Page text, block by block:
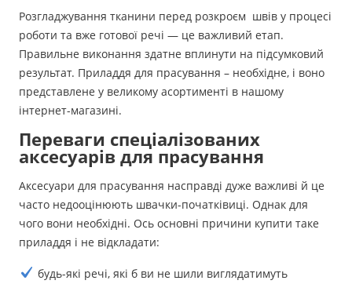
Розгладжування тканини перед розкроєм швів у процесі
роботи та вже готової речі — це важливий етап.
Правильне виконання здатне вплинути на підсумковий
результат. Приладдя для прасування – необхідне, і воно
представлене у великому асортименті в нашому
інтернет-магазині.
Переваги спеціалізованих
аксесуарів для прасування
Аксесуари для прасування насправді дуже важливі й це
часто недооцінюють швачки-початківиці. Однак для
чого вони необхідні. Ось основні причини купити таке
приладдя і не відкладати:
будь-які речі, які б ви не шили виглядатимуть